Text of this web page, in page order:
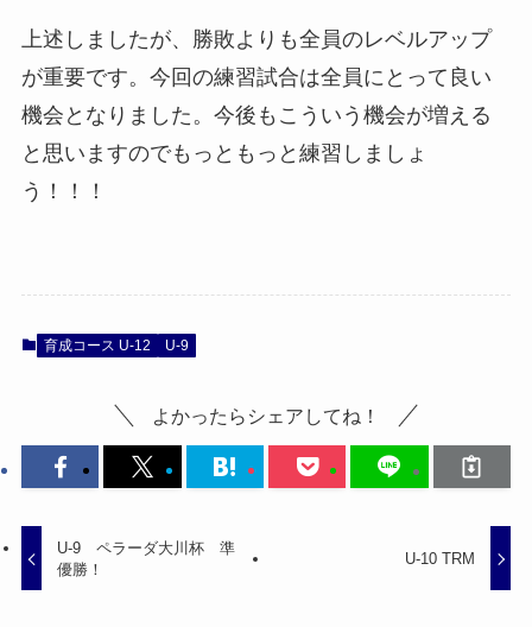
上述しましたが、勝敗よりも全員のレベルアップ
が重要です。今回の練習試合は全員にとって良い
機会となりました。今後もこういう機会が増える
と思いますのでもっともっと練習しましょ
う！！！
育成コース U-12 U-9
よかったらシェアしてね！
U-9 ペラーダ大川杯 準
優勝！
U-10 TRM